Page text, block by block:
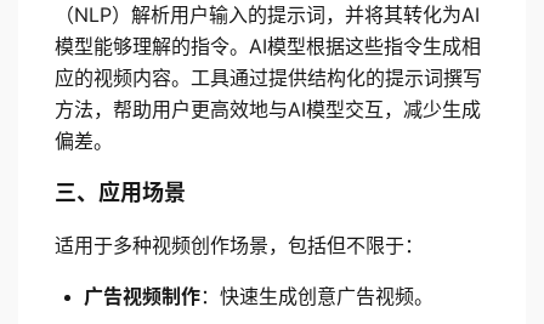
（NLP）解析用户输入的提示词，并将其转化为AI
模型能够理解的指令。AI模型根据这些指令生成相
应的视频内容。工具通过提供结构化的提示词撰写
方法，帮助用户更高效地与AI模型交互，减少生成
偏差。
三、应用场景
适用于多种视频创作场景，包括但不限于：
广告视频制作：快速生成创意广告视频。